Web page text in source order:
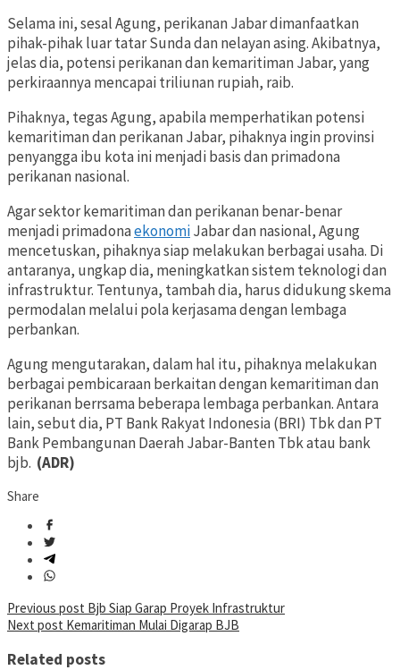
Selama ini, sesal Agung, perikanan Jabar dimanfaatkan
pihak-pihak luar tatar Sunda dan nelayan asing. Akibatnya,
jelas dia, potensi perikanan dan kemaritiman Jabar, yang
perkiraannya mencapai triliunan rupiah, raib.
Pihaknya, tegas Agung, apabila memperhatikan potensi
kemaritiman dan perikanan Jabar, pihaknya ingin provinsi
penyangga ibu kota ini menjadi basis dan primadona
perikanan nasional.
Agar sektor kemaritiman dan perikanan benar-benar
menjadi primadonaekonomiJabar dan nasional, Agung
mencetuskan, pihaknya siap melakukan berbagai usaha. Di
antaranya, ungkap dia, meningkatkan sistem teknologi dan
infrastruktur. Tentunya, tambah dia, harus didukung skema
permodalan melalui pola kerjasama dengan lembaga
perbankan.
Agung mengutarakan, dalam hal itu, pihaknya melakukan
berbagai pembicaraan berkaitan dengan kemaritiman dan
perikanan berrsama beberapa lembaga perbankan. Antara
lain, sebut dia, PT Bank Rakyat Indonesia (BRI) Tbk dan PT
Bank Pembangunan Daerah Jabar-Banten Tbk atau bank
bjb. (ADR)
Share
Post
navigation
Previous post Bjb Siap Garap Proyek Infrastruktur
Next post Kemaritiman Mulai Digarap BJB
Related posts